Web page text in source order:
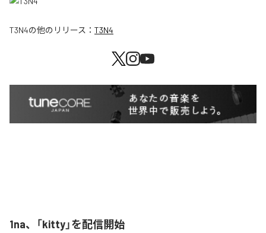
T3N4の他のリリース： T3N4
1na、「kitty」を配信開始